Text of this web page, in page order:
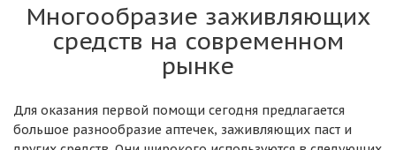
Многообразие заживляющих
средств на современном
рынке
Для оказания первой помощи сегодня предлагается
большое разнообразие аптечек, заживляющих паст и